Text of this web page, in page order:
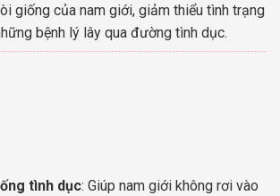
giống của nam giới, giảm thiểu tình trạng
bệnh lý lây qua đường tình dục.
tình dục: Giúp nam giới không rơi vào